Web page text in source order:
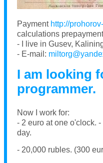
Payment http://
calculations
- I live in Gusev,
- E-mail:
I am looking
programmer.
Now I work for:
- 2 euro at one o'clock.
day.
- 20,000 rubles. (300